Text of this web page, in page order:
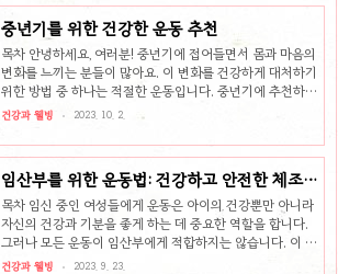
중년기를 위한 건강한 운동 추천
목차 안녕하세요, 여러분! 중년기에 접어들면서 몸과 마음의
변화를 느끼는 분들이 많아요. 이 변화를 건강하게 대처하기
위한 방법 중 하나는 적절한 운동입니다. 중년기에 추천하는
운동은 무엇일까요? 오늘은 바로 그 주제로 함께 이야기 나
작해 볼까요? 중년기 요가, 필라테스 등 추천 중년기에는 신
시키는 운동이 중요합니다. 요가와 필라테스는 다음과 같은
효과가 있습니다. 유연성 향상 균형감각 향상 스트레스 해소
만성 질환 예방 중년기에는 다음과 같은 요가, 필라테스 등을
추천합니다. 요가 요가는 호흡과 동작을 통해 몸과 마음을 단
련하는 운동입니다. 다양한 동작을 통해 유연성과 균형감각
건강과 웰빙 2023. 10. 2.
임산부를 위한 운동법: 건강하고 안전한 체조법
안내
목차 임신 중인 여성들에게 운동은 아이의 건강뿐만 아니라
자신의 건강과 기분을 좋게 하는 데 중요한 역할을 합니다.
그러나 모든 운동이 임산부에게 적합하지는 않습니다. 이 글
에서는 임산부들이 안전하게 실천할 수 있는 운동법을 소개
건강과 웰빙 2023. 9. 23.